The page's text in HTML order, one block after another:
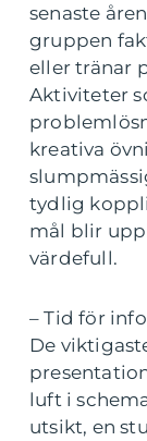
senaste
gruppen
eller tränar
Aktiviteter
kreativa
tydlig
mål blir
värdefull.
– Tid för
De
luft i
utsikt, en